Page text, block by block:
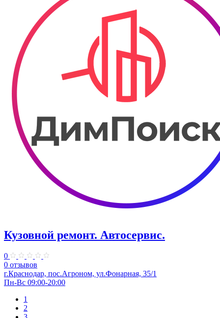
Кузовной ремонт. Автосервис.
0
0 отзывов
г.Краснодар, пос.Агроном, ул.Фонарная, 35/1
Пн-Вс 09:00-20:00
1
2